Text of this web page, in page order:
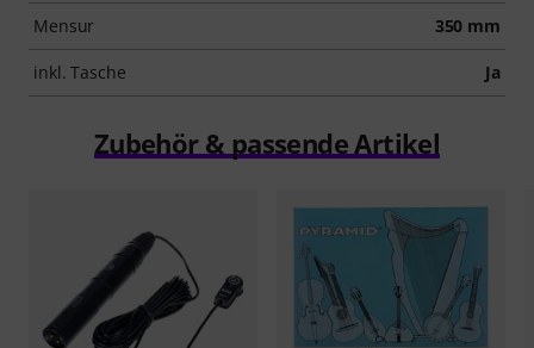
Mensur 350 mm
inkl. Tasche Ja
Zubehör & passende Artikel